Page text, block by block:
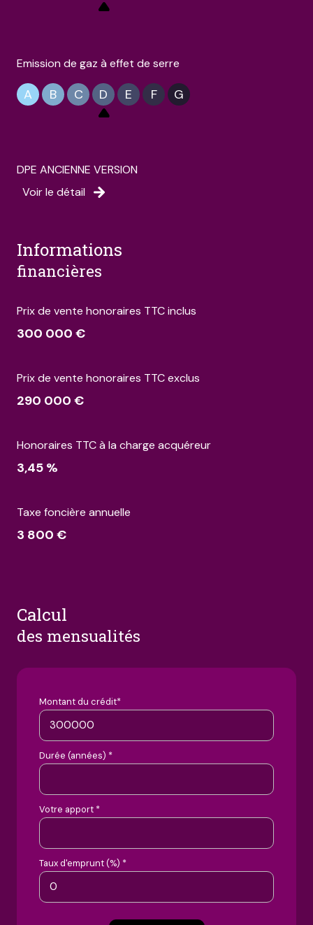
Emission de gaz à effet de serre
A B C D E F G
DPE ANCIENNE VERSION
Voir le détail
informations
financières
Prix de vente honoraires TTC inclus
300 000 €
Prix de vente honoraires TTC exclus
290 000 €
Honoraires TTC à la charge acquéreur
3,45 %
Taxe foncière annuelle
3 800 €
calcul
des mensualités
Montant du crédit*
Durée (années) *
Votre apport *
Taux d'emprunt (%) *